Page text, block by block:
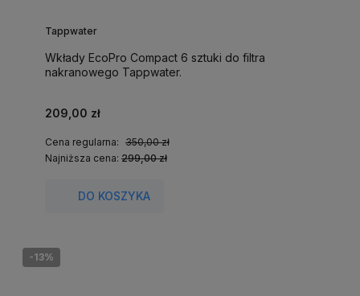
Tappwater
Wkłady EcoPro Compact 6 sztuki do filtra
nakranowego Tappwater.
209,00 zł
Cena regularna: 350,00 zł
Najniższa cena: 299,00 zł
DO KOSZYKA
-13%